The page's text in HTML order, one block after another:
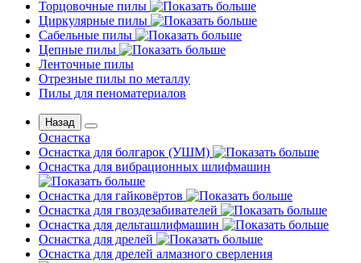
Торцовочные пилы
Циркулярные пилы
Сабельные пилы
Цепные пилы
Ленточные пилы
Отрезные пилы по металлу
Пилы для пеноматериалов
Назад
Оснастка
Оснастка для болгарок (УШМ)
Оснастка для вибрационных шлифмашин
Оснастка для гайковёртов
Оснастка для гвоздезабивателей
Оснастка для дельташлифмашин
Оснастка для дрелей
Оснастка для дрелей алмазного сверления